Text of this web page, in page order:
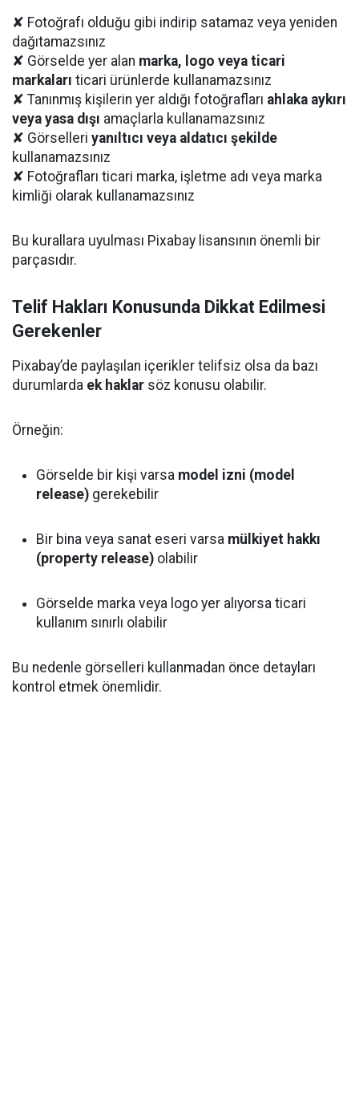
✘ Fotoğrafı olduğu gibi indirip satamaz veya yeniden
dağıtamazsınız
✘ Görselde yer alan marka, logo veya ticari
markaları ticari ürünlerde kullanamazsınız
✘ Tanınmış kişilerin yer aldığı fotoğrafları ahlaka aykırı
veya yasa dışı amaçlarla kullanamazsınız
✘ Görselleri yanıltıcı veya aldatıcı şekilde
kullanamazsınız
✘ Fotoğrafları ticari marka, işletme adı veya marka
kimliği olarak kullanamazsınız
Bu kurallara uyulması Pixabay lisansının önemli bir
parçasıdır.
Telif Hakları Konusunda Dikkat Edilmesi
Gerekenler
Pixabay’de paylaşılan içerikler telifsiz olsa da bazı
durumlarda ek haklar söz konusu olabilir.
Örneğin:
Görselde bir kişi varsa model izni (model
release) gerekebilir
Bir bina veya sanat eseri varsa mülkiyet hakkı
(property release) olabilir
Görselde marka veya logo yer alıyorsa ticari
kullanım sınırlı olabilir
Bu nedenle görselleri kullanmadan önce detayları
kontrol etmek önemlidir.